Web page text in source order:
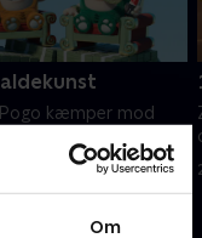
Om
kæmper mod
• 7 min